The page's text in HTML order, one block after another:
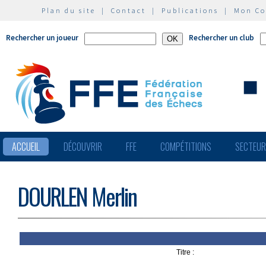
Plan du site | Contact | Publications | Mon
Rechercher un joueur Rechercher un club
ACCUEIL DÉCOUVRIR FFE COMPÉTITIONS
DOURLEN Merlin
Titre :